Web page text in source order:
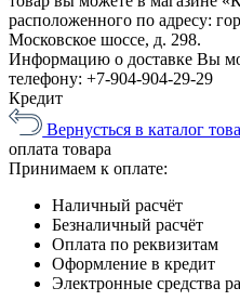
расположенного по адресу:
Московское шоссе, д. 298.
Информацию о доставке Вы
телефону: +7-904-904-29-29
Кредит
Вернусться в каталог
оплата товара
Принимаем к оплате:
Наличный расчёт
Безналичный расчёт
Оплата по реквизитам
Оформление в кредит
Электронные средства